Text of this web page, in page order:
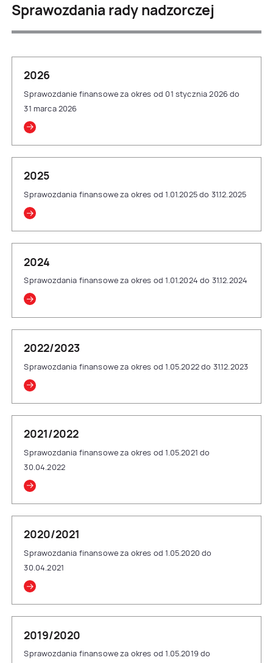
Sprawozdania rady nadzorczej
2026
Sprawozdanie finansowe za okres od 01 stycznia 2026 do
31 marca 2026
2025
Sprawozdania finansowe za okres od 1.01.2025 do 31.12.2025
2024
Sprawozdania finansowe za okres od 1.01.2024 do 31.12.2024
2022/2023
Sprawozdania finansowe za okres od 1.05.2022 do 31.12.2023
2021/2022
Sprawozdania finansowe za okres od 1.05.2021 do
30.04.2022
2020/2021
Sprawozdania finansowe za okres od 1.05.2020 do
30.04.2021
2019/2020
Sprawozdania finansowe za okres od 1.05.2019 do